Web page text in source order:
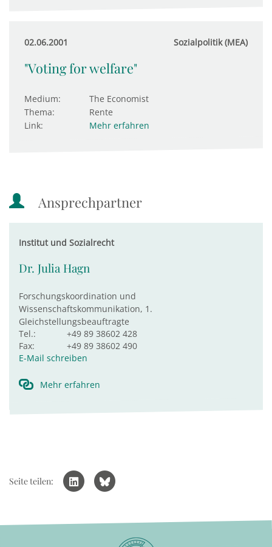
02.06.2001 Sozialpolitik (MEA)
"Voting for welfare"
Medium:
The Economist
Thema:
Rente
Link:
Mehr erfahren
Ansprechpartner
Institut und Sozialrecht
Dr. Julia Hagn
Forschungskoordination und
Wissenschaftskommunikation, 1.
Gleichstellungsbeauftragte
Tel.:
+49 89 38602 428
Fax:
+49 89 38602 490
E-Mail schreiben
Mehr erfahren
Seite teilen: